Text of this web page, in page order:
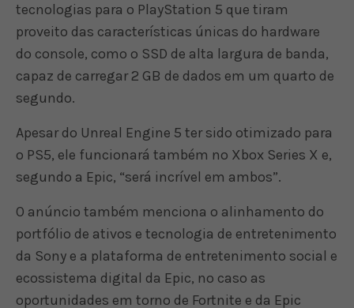
tecnologias para o PlayStation 5 que tiram
proveito das características únicas do hardware
do console, como o SSD de alta largura de banda,
capaz de carregar 2 GB de dados em um quarto de
segundo.
Apesar do Unreal Engine 5 ter sido otimizado para
o PS5, ele funcionará também no Xbox Series X e,
segundo a Epic, “será incrível em ambos”.
O anúncio também menciona o alinhamento do
portfólio de ativos e tecnologia de entretenimento
da Sony e a plataforma de entretenimento social e
ecossistema digital da Epic, no caso as
oportunidades em torno de Fortnite e da Epic